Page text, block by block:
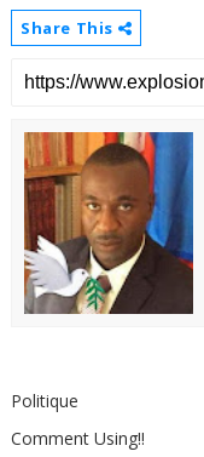
Share This
Politique
Comment Using!!